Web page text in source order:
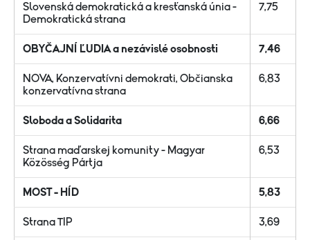
Slovenská demokratická a kresťanská únia -
Demokratická strana
7,75
OBYČAJNÍ ĽUDIA a nezávislé osobnosti 7,46
NOVA, Konzervatívni demokrati, Občianska
konzervatívna strana
6,83
Sloboda a Solidarita 6,66
Strana maďarskej komunity - Magyar
Közösség Pártja
6,53
MOST - HÍD 5,83
Strana TIP 3,69